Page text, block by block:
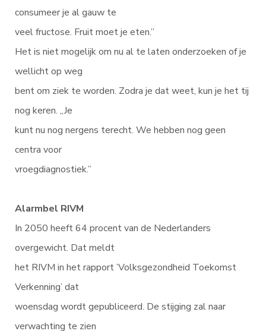
consumeer je al gauw te
veel fructose. Fruit moet je eten.”
Het is niet mogelijk om nu al te laten onderzoeken of je
wellicht op weg
bent om ziek te worden. Zodra je dat weet, kun je het tij
nog keren. „Je
kunt nu nog nergens terecht. We hebben nog geen
centra voor
vroegdiagnostiek.”
Alarmbel RIVM
In 2050 heeft 64 procent van de Nederlanders
overgewicht. Dat meldt
het RIVM in het rapport ’Volksgezondheid Toekomst
Verkenning’ dat
woensdag wordt gepubliceerd. De stijging zal naar
verwachting te zien